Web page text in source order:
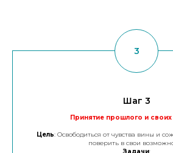
Шаг 3
Принятие прошлого и
Цель: Освободиться от чувства вины и
поверить в свои